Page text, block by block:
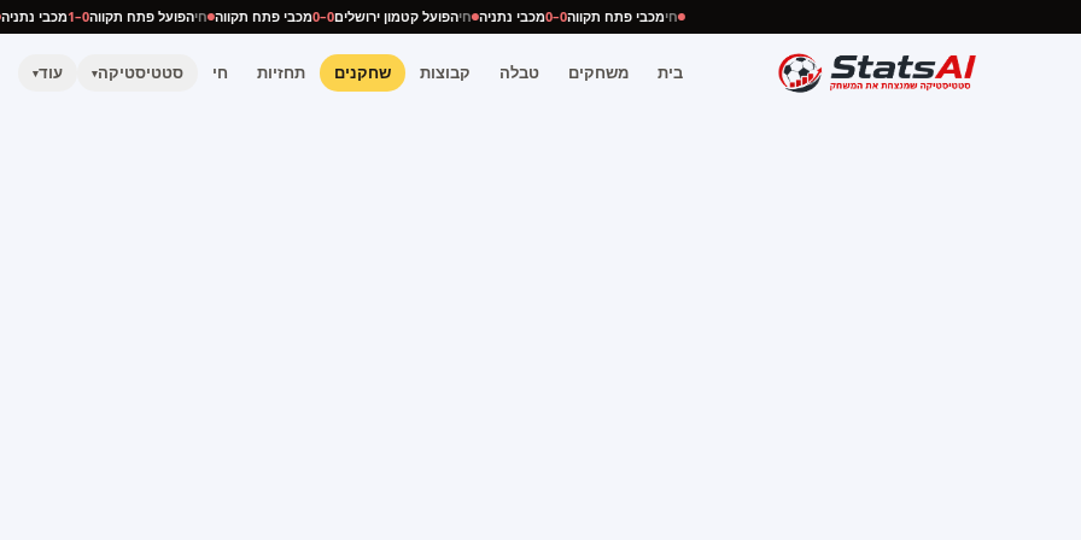
חימכבי פתח תקווה0–0 מכבי נתניה חיהפועל קטמון ירושלים0–0 מכבי פתח תקווה חיהפועל פתח תקווה0–1 מכבי
בית משחקים טבלה קבוצות שחקנים תחזיות חי סטטיסטיקה▾ עוד▾